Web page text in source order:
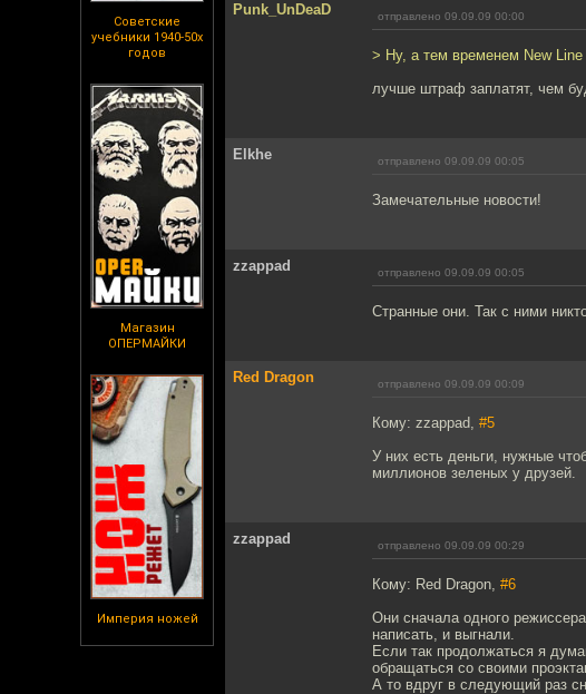
Советские
учебники 1940-50х
годов
Магазин
ОПЕРМАЙКИ
Империя ножей
Punk_UnDeaD отправлено 09.09.09 00:00
> Ну, а тем временем New
лучше штраф заплатят, чем
Elkhe отправлено 09.09.09 00:05
Замечательные новости!
zzappad отправлено 09.09.09 00:05
Странные они. Так с ними
Red Dragon отправлено 09.09.09 00:09
Кому: zzappad, #5
У них есть деньги, нужные
миллионов зеленых у друзей.
zzappad отправлено 09.09.09 00:29
Кому: Red Dragon, #6
Они сначала одного
написать, и выгнали.
Если так продолжаться я
обращаться со своими
А то вдруг в следующий раз